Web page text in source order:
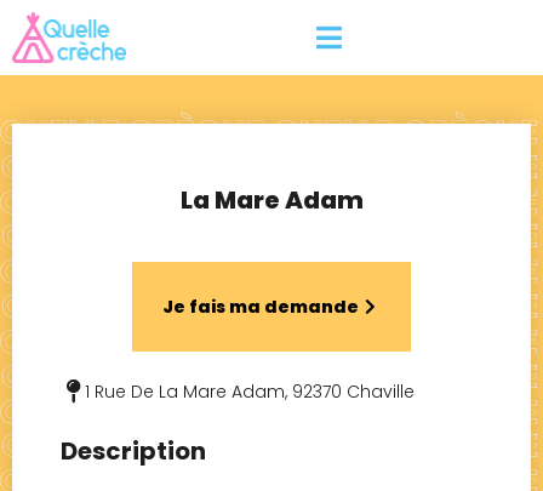
La Mare Adam
Je fais ma demande
1 Rue De La Mare Adam, 92370 Chaville
Description